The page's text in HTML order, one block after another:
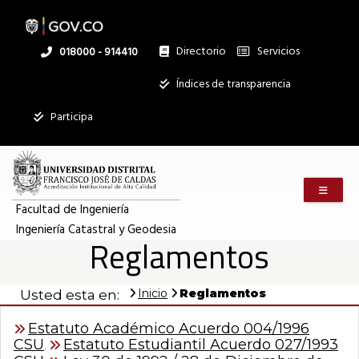
Reglamentos
Ingeniería
Catastral
y
Geodesia
contenido
Linea
018000 - 914410 Directorio
Institucional
Servicios
Índices de transparencia
Participa
Facultad de Ingeniería
Ingeniería Catastral y Geodesia
Reglamentos
registros
Buscar:
Servicios
Ningún dato
Mostrando
del
Usted esta en: Inicio Reglamentos
Estatuto Académico Acuerdo 004/1996
CSU
Estatuto Estudiantil Acuerdo 027/1993